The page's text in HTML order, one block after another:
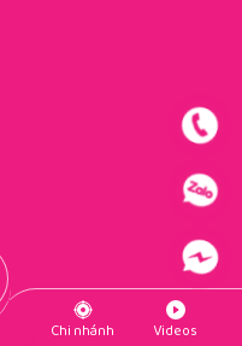
Chi nhánh Videos